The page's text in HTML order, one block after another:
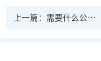
上一篇： 需要什么公证长能受到法律保护